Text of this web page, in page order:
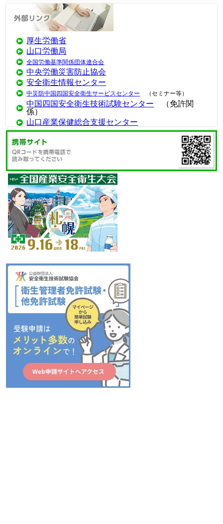
厚生労働省
山口労働局
全国労働基準関係団体連合会
中央労働災害防止協会
安全衛生情報センター
中災防中国四国安全衛生サービスセンター （セミナー等）
中国四国安全衛生技術試験センター （免許関
係）
山口産業保健総合支援センター